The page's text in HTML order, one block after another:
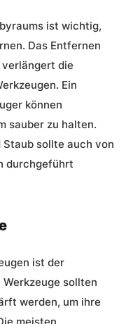
ist wichtig,
Das Entfernen
die
Ein
können
sauber zu halten.
sollte auch von
durchgeführt
ist der
sollten
werden, um ihre